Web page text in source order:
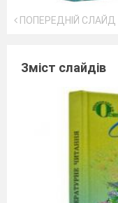
ПОПЕРЕДНІЙ СЛАЙД
Зміст слайдів